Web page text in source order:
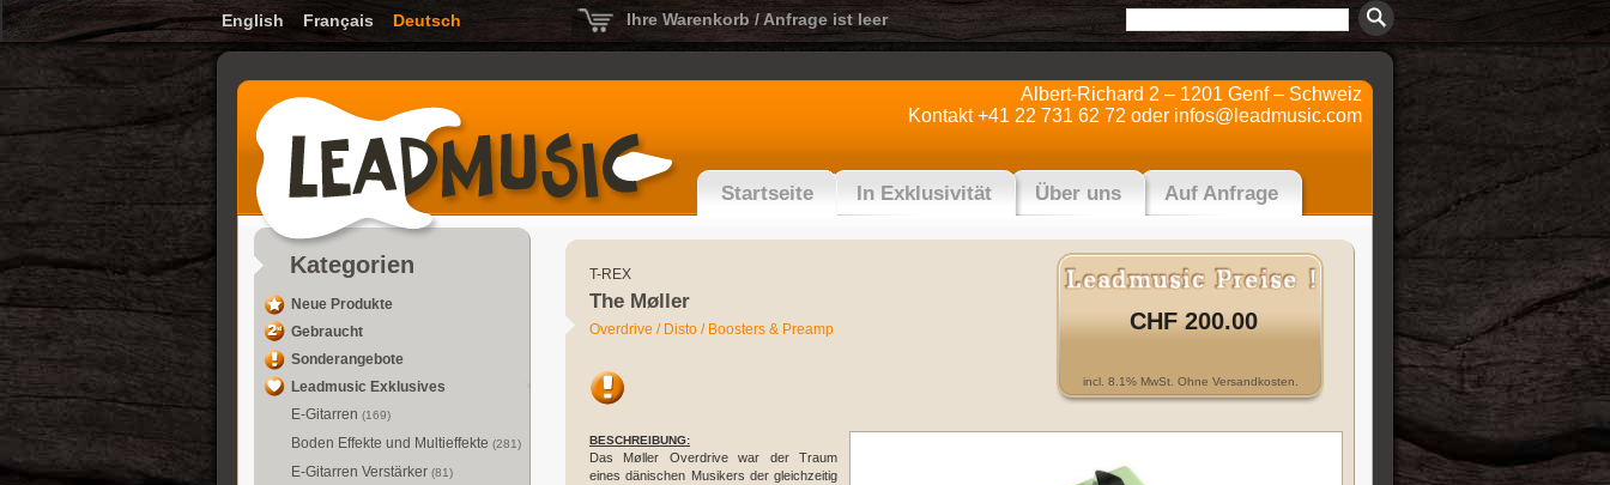
English Français Deutsch Ihre Warenkorb / Anfrage ist leer
Albert-Richard 2 – 1201 Genf – Schweiz
Kontakt +41 22 731 62 72 oder infos@leadmusic.com
Startseite In Exklusivität Über uns Auf Anfrage
Kategorien
Neue Produkte
Gebraucht
Sonderangebote
Leadmusic Exklusives
E-Gitarren (169)
Boden Effekte und Multieffekte (281)
E-Gitarren Verstärker (81)
T-REX
The Møller
Overdrive / Disto / Boosters & Preamp CHF 200.00
incl. 8.1% MwSt. Ohne Versandkosten.
BESCHREIBUNG:
Das Møller Overdrive war der Traum
eines dänischen Musikers der gleichzeitig